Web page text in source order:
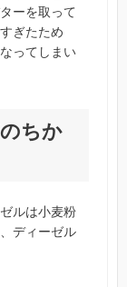
ーを取って
ぎたため
ってしまい
ちか
ルは小麦粉
ディーゼル